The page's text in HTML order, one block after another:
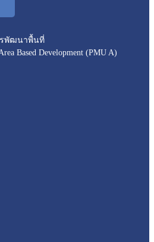
รพัฒนาพื้นที่
Based Development (PMU A)